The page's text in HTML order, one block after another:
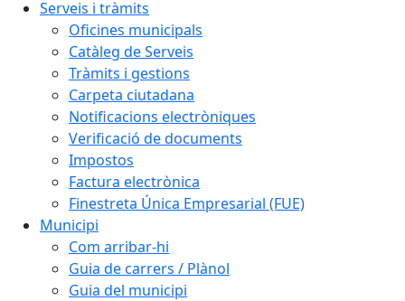
Serveis i tràmits
Oficines municipals
Catàleg de Serveis
Tràmits i gestions
Carpeta ciutadana
Notificacions electròniques
Verificació de documents
Impostos
Factura electrònica
Finestreta Única Empresarial (FUE)
Municipi
Com arribar-hi
Guia de carrers / Plànol
Guia del municipi